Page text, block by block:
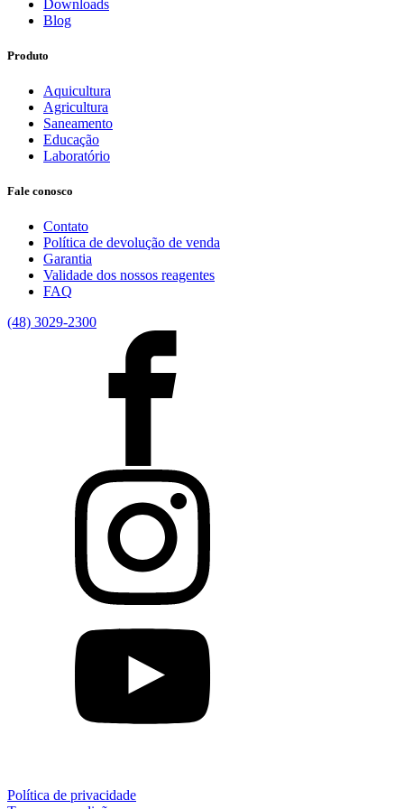
Downloads
Blog
Produto
Aquicultura
Agricultura
Saneamento
Educação
Laboratório
Fale conosco
Contato
Política de devolução de venda
Garantia
Validade dos nossos reagentes
FAQ
(48) 3029-2300
Política de privacidade